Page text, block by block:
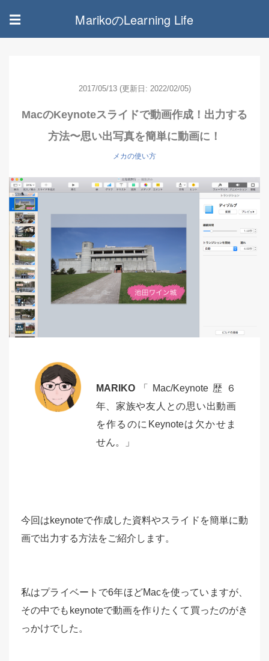
☰ MarikoのLearning Life
2017/05/13 (更新日: 2022/02/05)
MacのKeynoteスライドで動画作成！出力する
方法〜思い出写真を簡単に動画に！
メカの使い方
MARIKO「Mac/Keynote歴６
年、家族や友人との思い出動画
を作るのにKeynoteは欠かせま
せん。」
今回はkeynoteで作成した資料やスライドを簡単に動
画で出力する方法をご紹介します。
私はプライベートで6年ほどMacを使っていますが、
その中でもkeynoteで動画を作りたくて買ったのがき
っかけでした。